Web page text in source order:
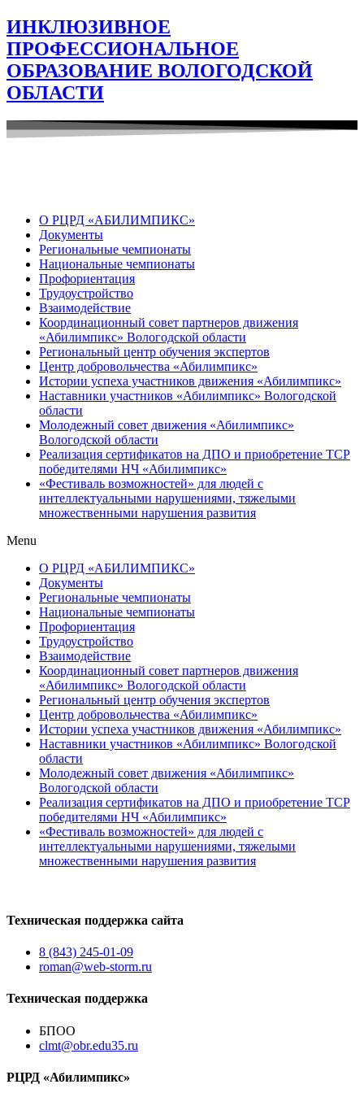
ИНКЛЮЗИВНОЕ
ПРОФЕССИОНАЛЬНОЕ
ОБРАЗОВАНИЕ ВОЛОГОДСКОЙ
ОБЛАСТИ
О РЦРД «АБИЛИМПИКС»
Документы
Региональные чемпионаты
Национальные чемпионаты
Профориентация
Трудоустройство
Взаимодействие
Координационный совет партнеров движения
«Абилимпикс» Вологодской области
Региональный центр обучения экспертов
Центр добровольчества «Абилимпикс»
Истории успеха участников движения «Абилимпикс»
Наставники участников «Абилимпикс» Вологодской
области
Молодежный совет движения «Абилимпикс»
Вологодской области
Реализация сертификатов на ДПО и приобретение ТСР
победителями НЧ «Абилимпикс»
«Фестиваль возможностей» для людей с
интеллектуальными нарушениями, тяжелыми
множественными нарушения развития
Menu
О РЦРД «АБИЛИМПИКС»
Документы
Региональные чемпионаты
Национальные чемпионаты
Профориентация
Трудоустройство
Взаимодействие
Координационный совет партнеров движения
«Абилимпикс» Вологодской области
Региональный центр обучения экспертов
Центр добровольчества «Абилимпикс»
Истории успеха участников движения «Абилимпикс»
Наставники участников «Абилимпикс» Вологодской
области
Молодежный совет движения «Абилимпикс»
Вологодской области
Реализация сертификатов на ДПО и приобретение ТСР
победителями НЧ «Абилимпикс»
«Фестиваль возможностей» для людей с
интеллектуальными нарушениями, тяжелыми
множественными нарушения развития
Техническая поддержка сайта
8 (843) 245-01-09
roman@web-storm.ru
Техническая поддержка
БПОО
clmt@obr.edu35.ru
РЦРД «Абилимпикс»